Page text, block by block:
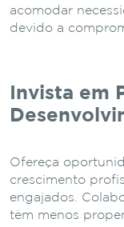
acomodar
devido a
Invista em
Ofereça
crescimento
engajados.
têm menos